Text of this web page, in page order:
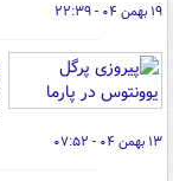
۱۹ بهمن ۰۴ - ۲۲:۳۹
۱۳ بهمن ۰۴ - ۰۷:۵۲